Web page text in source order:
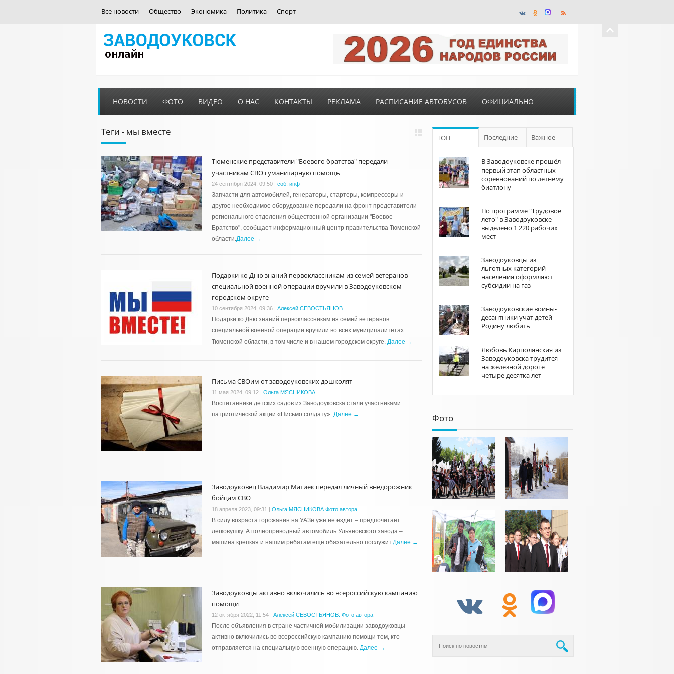
Все новости Общество Экономика Политика Спорт
НОВОСТИ ФОТО ВИДЕО О НАС КОНТАКТЫ РЕКЛАМА РАСПИСАНИЕ АВТОБУСОВ ОФИЦИАЛЬНО
Теги - мы вместе
Тюменские представители "Боевого братства" передали
участникам СВО гуманитарную помощь
24 сентября 2024, 09:50 | соб. инф
Запчасти для автомобилей, генераторы, стартеры, компрессоры и
другое необходимое оборудование передали на фронт представители
регионального отделения общественной организации "Боевое
Братство", сообщает информационный центр правительства Тюменской
области.Далее →
Подарки ко Дню знаний первоклассникам из семей ветеранов
специальной военной операции вручили в Заводоуковском
городском округе
10 сентября 2024, 09:36 | Алексей СЕВОСТЬЯНОВ
Подарки ко Дню знаний первоклассникам из семей ветеранов
специальной военной операции вручили во всех муниципалитетах
Тюменской области, в том числе и в нашем городском округе. Далее →
Письма СВОим от заводоуковских дошколят
11 мая 2024, 09:12 | Ольга МЯСНИКОВА
Воспитанники детских садов из Заводоуковска стали участниками
патриотической акции «Письмо солдату». Далее →
Заводоуковец Владимир Матиек передал личный внедорожник
бойцам СВО
18 апреля 2023, 09:31 | Ольга МЯСНИКОВА Фото автора
В силу возраста горожанин на УАЗе уже не ездит – предпочитает
легковушку. А полноприводный автомобиль Ульяновского завода –
машина крепкая и нашим ребятам ещё обязательно послужит.Далее →
Заводоуковцы активно включились во всероссийскую кампанию
помощи
12 октября 2022, 11:54 | Алексей СЕВОСТЬЯНОВ. Фото автора
После объявления в стране частичной мобилизации заводоуковцы
активно включились во всероссийскую кампанию помощи тем, кто
отправляется на специальную военную операцию. Далее →
ТОП Последние Важное
В Заводоуковске прошёл
первый этап областных
соревнований по летнему
биатлону
По программе "Трудовое
лето" в Заводоуковске
выделено 1 220 рабочих
мест
Заводоуковцы из
льготных категорий
населения оформляют
субсидии на газ
Заводоуковские воины-
десантники учат детей
Родину любить
Любовь Карполянская из
Заводоуковска трудится
на железной дороге
четыре десятка лет
Фото